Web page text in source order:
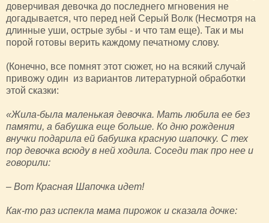
доверчивая девочка до последнего мгновения не
догадывается, что перед ней Серый Волк (Несмотря на
длинные уши, острые зубы - и что там еще). Так и мы
порой готовы верить каждому печатному слову.
(Конечно, все помнят этот сюжет, но на всякий случай
привожу один из вариантов литературной обработки
этой сказки:
«Жила-была маленькая девочка. Мать любила ее без
памяти, а бабушка еще больше. Ко дню рождения
внучки подарила ей бабушка красную шапочку. С тех
пор девочка всюду в ней ходила. Соседи так про нее и
говорили:
– Вот Красная Шапочка идет!
Как-то раз испекла мама пирожок и сказала дочке: